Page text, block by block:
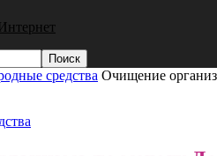
средства Очищение